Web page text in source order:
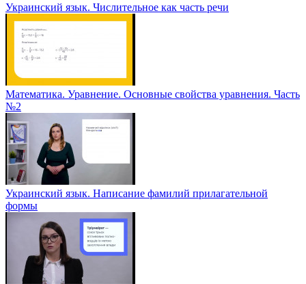
Украинский язык. Числительное как часть речи
Математика. Уравнение. Основные свойства уравнения. Часть
№2
Украинский язык. Написание фамилий прилагательной
формы